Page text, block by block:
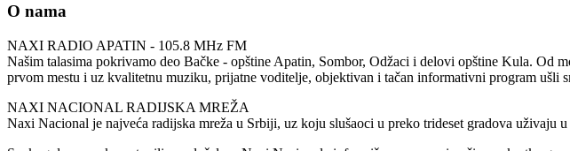
O nama
NAXI RADIO APATIN - 105.8 MHz FM
Našim talasima pokrivamo deo Bačke - opštine Apatin, Sombor, Odžaci i delovi opštine Kula. Od
prvom mestu i uz kvalitetnu muziku, prijatne voditelje, objektivan i tačan informativni program ušli
NAXI NACIONAL RADIJSKA MREŽA
Naxi Nacional je najveća radijska mreža u Srbiji, uz koju slušaoci u preko trideset gradova